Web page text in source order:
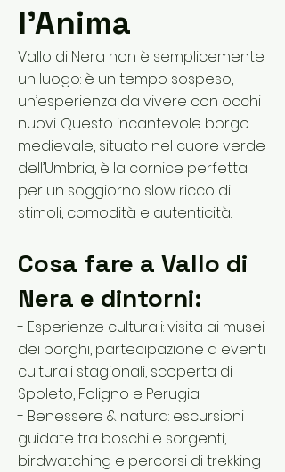
l'Anima
Vallo di Nera non è semplicemente
un luogo: è un tempo sospeso,
un’esperienza da vivere con occhi
nuovi. Questo incantevole borgo
medievale, situato nel cuore verde
dell’Umbria, è la cornice perfetta
per un soggiorno slow ricco di
stimoli, comodità e autenticità.
Cosa fare a Vallo di
Nera e dintorni:
- Esperienze culturali: visita ai musei
dei borghi, partecipazione a eventi
culturali stagionali, scoperta di
Spoleto, Foligno e Perugia.
- Benessere & natura: escursioni
guidate tra boschi e sorgenti,
birdwatching e percorsi di trekking